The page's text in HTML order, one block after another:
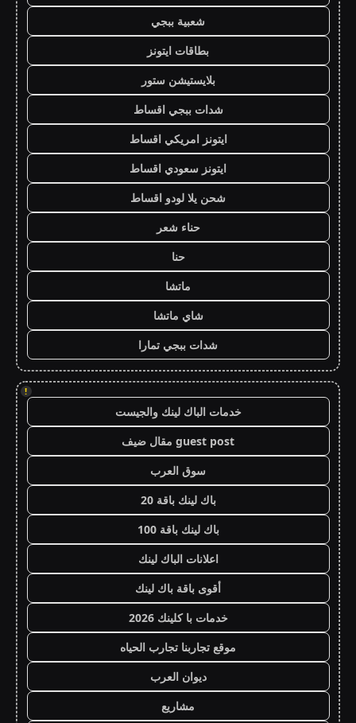
شعبية ببجي
بطاقات ايتونز
بلايستيشن ستور
شدات ببجي اقساط
ايتونز امريكي اقساط
ايتونز سعودي اقساط
شحن يلا لودو اقساط
حناء شعر
حنا
ماتشا
شاي ماتشا
شدات ببجي تمارا
!
خدمات الباك لينك والجيست
guest post مقال ضيف
سوق العرب
باك لينك باقة 20
باك لينك باقة 100
اعلانات الباك لينك
أقوى باقة باك لينك
خدمات با كلينك 2026
موقع تجاربنا تجارب الحياه
ديوان العرب
مشاريع